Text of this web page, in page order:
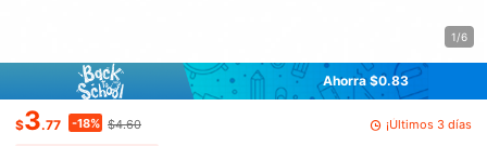
1/6
Ahorra $0.83
$3.77 -18% $4.60 ¡Últimos 3 días